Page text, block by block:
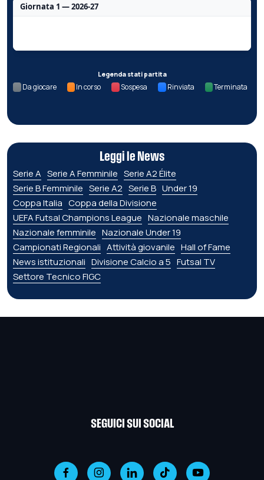
Giornata 1 — 2026-27
Legenda stati partita
Da giocare In corso Sospesa Rinviata Terminata
Leggi le News
Serie A Serie A Femminile Serie A2 Élite
Serie B Femminile Serie A2 Serie B Under 19
Coppa Italia Coppa della Divisione
UEFA Futsal Champions League Nazionale maschile
Nazionale femminile Nazionale Under 19
Campionati Regionali Attività giovanile Hall of Fame
News istituzionali Divisione Calcio a 5 Futsal TV
Settore Tecnico FIGC
SEGUICI SUI SOCIAL